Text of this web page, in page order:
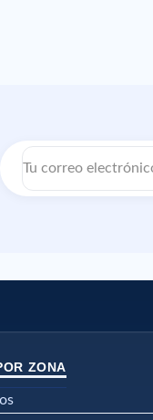
Correo
electrónico
ZONA